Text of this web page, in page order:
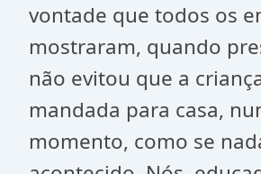
vontade que todos os
mostraram, quando
não evitou que a
mandada para casa,
momento, como se